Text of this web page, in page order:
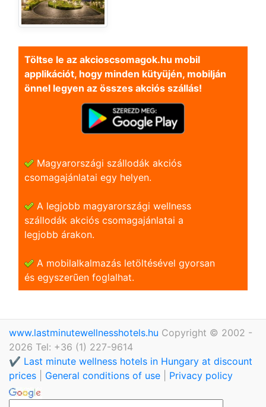
Töltse le az akcioscsomagok.hu mobil
applikációt, hogy minden kütyüjén, mobilján
önnel legyen az összes akciós szállás!
Magyarországi szállodák akciós
csomagajánlatai egy helyen.
A legjobb magyarországi wellness
szállodák akciós csomagajánlatai a
legjobb árakon.
A mobilalkalmazás letöltésével gyorsan
és egyszerũen foglalhat.
www.lastminutewellnesshotels.hu Copyright © 2002 -
2026 Tel: +36 (1) 227-9614
✔️ Last minute wellness hotels in Hungary at discount
prices
General conditions of use Privacy policy